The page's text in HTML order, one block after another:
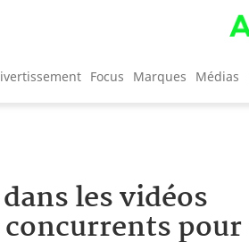
Focus Marques Médias
les vidéos
pour